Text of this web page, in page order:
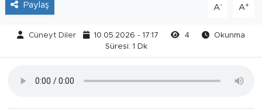
Paylaş A- A+
Cüneyt Diler 10.05.2026 - 17:17 4
Okunma
Süresi: 1 Dk